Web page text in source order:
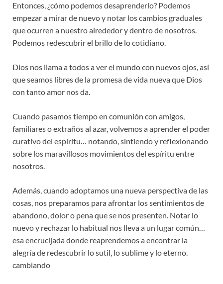
Entonces, ¿cómo podemos desaprenderlo? Podemos
empezar a mirar de nuevo y notar los cambios graduales
que ocurren a nuestro alrededor y dentro de nosotros.
Podemos redescubrir el brillo de lo cotidiano.
Dios nos llama a todos a ver el mundo con nuevos ojos, así
que seamos libres de la promesa de vida nueva que Dios
con tanto amor nos da.
Cuando pasamos tiempo en comunión con amigos,
familiares o extraños al azar, volvemos a aprender el poder
curativo del espíritu… notando, sintiendo y reflexionando
sobre los maravillosos movimientos del espíritu entre
nosotros.
Además, cuando adoptamos una nueva perspectiva de las
cosas, nos preparamos para afrontar los sentimientos de
abandono, dolor o pena que se nos presenten. Notar lo
nuevo y rechazar lo habitual nos lleva a un lugar común…
esa encrucijada donde reaprendemos a encontrar la
alegría de redescubrir lo sutil, lo sublime y lo eterno.
cambiando